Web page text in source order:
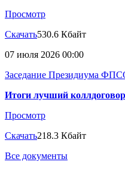
Просмотр
Скачать530.6 Кбайт
07 июля 2026 00:00
Заседание Президиума
Итоги лучший коллдоговор
Просмотр
Скачать218.3 Кбайт
Все документы